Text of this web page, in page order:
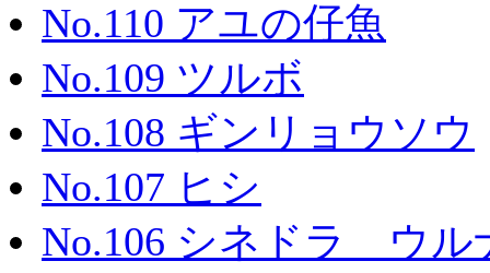
No.110 アユの仔魚
No.109 ツルボ
No.108 ギンリョウソウ
No.107 ヒシ
No.106 シネドラ ウル